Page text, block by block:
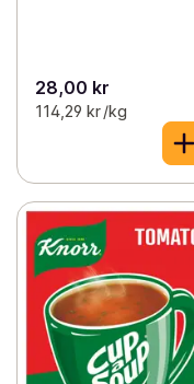
28,00 kr
114,29 kr /kg